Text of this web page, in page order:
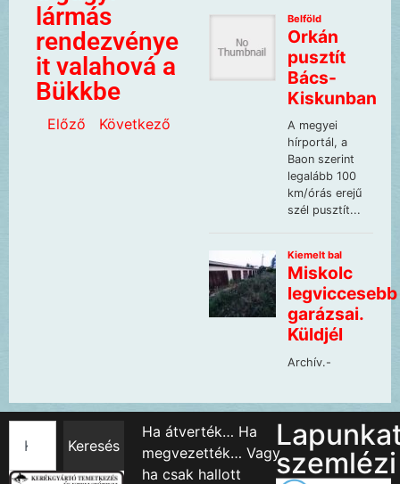
lármás
rendezvénye
it valahová a
Bükkbe
Előző Következő
Keresés
Ha átverték… Ha
megvezették… Vagy
ha csak hallott
szemlézi